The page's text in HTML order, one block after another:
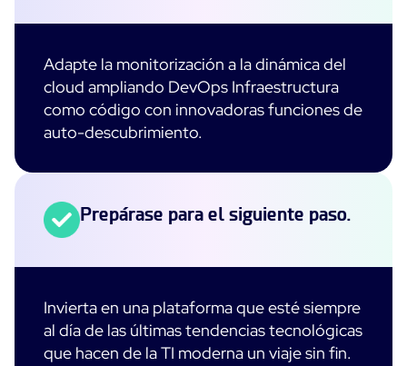
Adapte la monitorización a la dinámica del
cloud ampliando DevOps Infraestructura
como código con innovadoras funciones de
auto-descubrimiento.
Prepárase para el siguiente paso.
Invierta en una plataforma que esté siempre
al día de las últimas tendencias tecnológicas
que hacen de la TI moderna un viaje sin fin.